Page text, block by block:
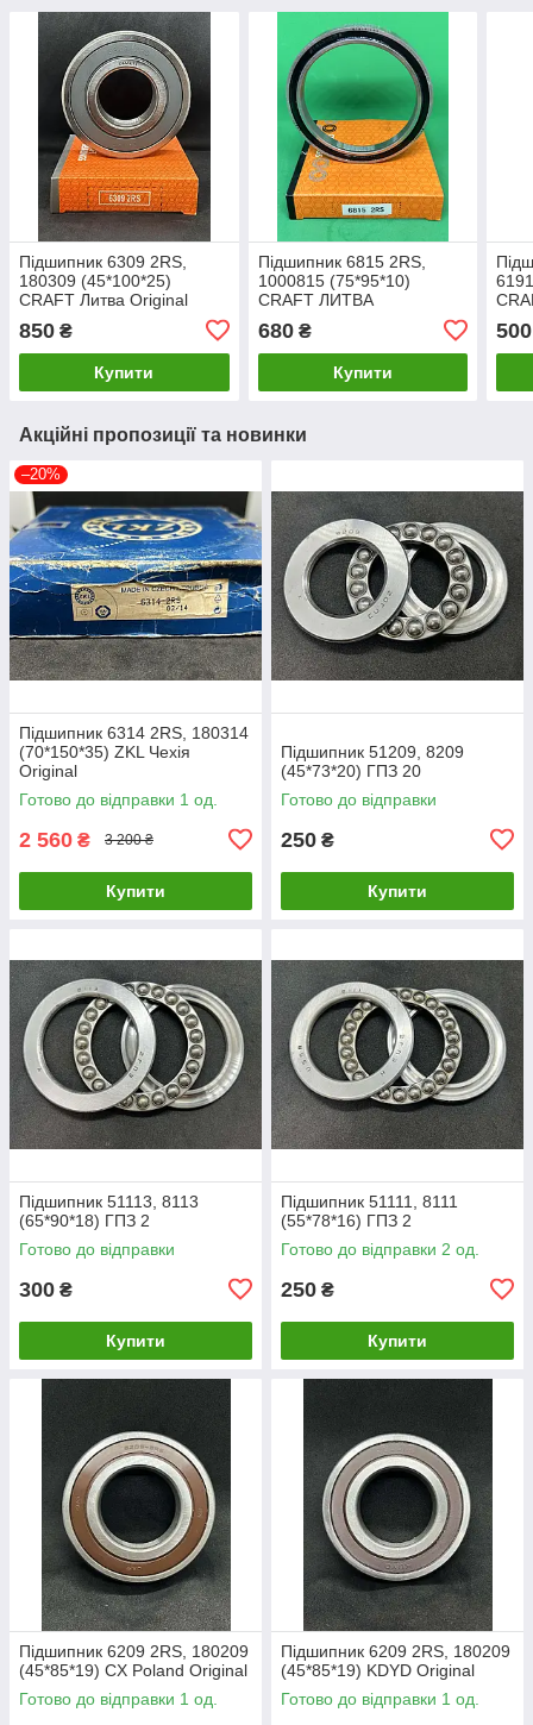
Підшипник 6309 2RS,
180309 (45*100*25)
CRAFT Литва Original
850 ₴
Купити
Підшипник 6815 2RS,
1000815 (75*95*10)
CRAFT ЛИТВА
680₴
Купити
500
Акційні пропозиції та новинки
–20%
Підшипник 6314 2RS, 180314
(70*150*35) ZKL Чехія
Original
Готово до відправки 1 од.
2 560 ₴ 3 200 ₴
Купити
Підшипник 51209, 8209
(45*73*20) ГПЗ 20
Готово до відправки
250 ₴
Купити
Підшипник 51113, 8113
(65*90*18) ГПЗ 2
Готово до відправки
300 ₴
Купити
Підшипник 51111, 8111
(55*78*16) ГПЗ 2
Готово до відправки 2 од.
250 ₴
Купити
Підшипник 6209 2RS, 180209
(45*85*19) CX Poland Original
Готово до відправки 1 од.
Підшипник 6209 2RS, 180209
(45*85*19) KDYD Original
Готово до відправки 1 од.